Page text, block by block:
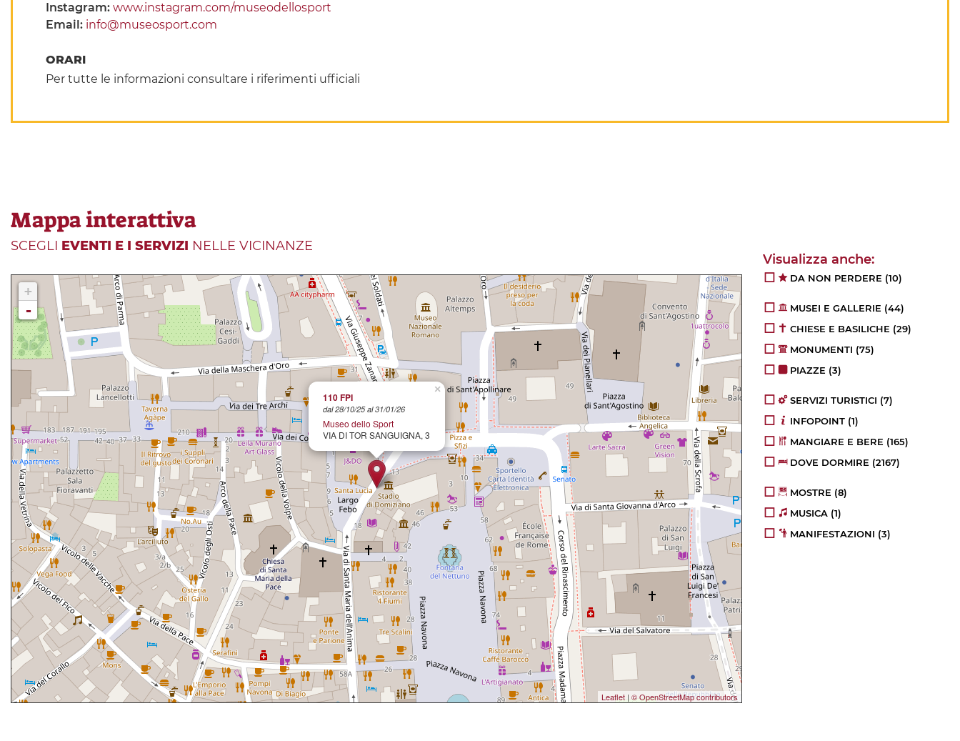
Instagram: www.instagram.com/museodellosport
Email: info@museosport.com
ORARI
Per tutte le informazioni consultare i riferimenti ufficiali
Mappa interattiva
SCEGLI EVENTI E I SERVIZI NELLE VICINANZE
×
110 FPI
dal 28/10/25 al 31/01/26
Museo dello Sport
VIA DI TOR SANGUIGNA, 3
+
-
Leaflet | © OpenStreetMap contributors
DA NON PERDERE (10)
MUSEI E GALLERIE (44)
CHIESE E BASILICHE (29)
MONUMENTI (75)
PIAZZE (3)
SERVIZI TURISTICI (7)
INFOPOINT (1)
MANGIARE E BERE (165)
DOVE DORMIRE (2167)
MOSTRE (8)
MUSICA (1)
MANIFESTAZIONI (3)